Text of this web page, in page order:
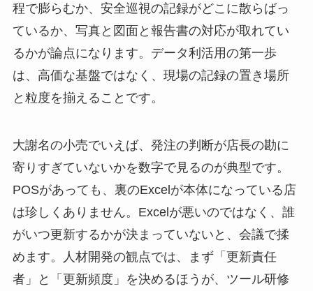
程で膨らむか、安全巡視の記録がどこに散らばっ
ているか、写真と図面と報告書の対応が取れてい
るかが論点になります。データ利活用の第一歩
は、高価な基盤ではなく、現場の記録の置き場所
と粒度を揃えることです。
大謝名の小売でいえば、発注の判断が店長の勘に
寄りすぎていないかを数字で見るのが典型です。
POSがあっても、裏のExcelが本体になっている店
は珍しくありません。Excelが悪いのではなく、誰
がいつ更新するかが決まっていないと、会議で揉
めます。人材開発の観点では、まず「更新責任
者」と「更新頻度」を決めるほうが、ツール研修